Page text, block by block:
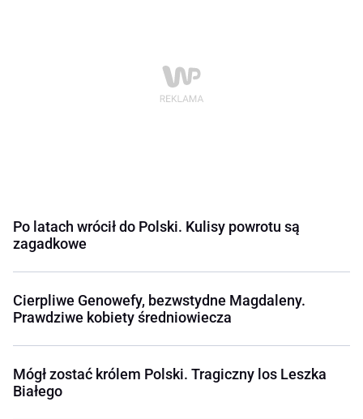
Po latach wrócił do Polski. Kulisy powrotu są
zagadkowe
Cierpliwe Genowefy, bezwstydne Magdaleny.
Prawdziwe kobiety średniowiecza
Mógł zostać królem Polski. Tragiczny los Leszka
Białego